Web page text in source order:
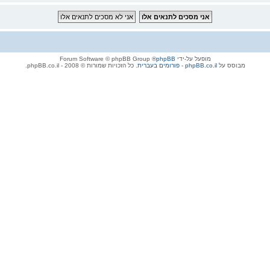
מופעל על-ידי phpBB
® Forum Software © phpBB Group
מבוסס עלphpBB.co.il - פורומים בעברית . כל הזכויות שמורות © 2008 - phpBB.co.il.